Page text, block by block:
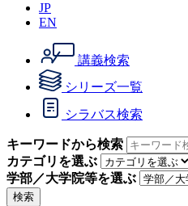
JP
EN
講義検索
シリーズ一覧
シラバス検索
キーワードから検索
カテゴリを選ぶ
学部／大学院等を選ぶ
検索